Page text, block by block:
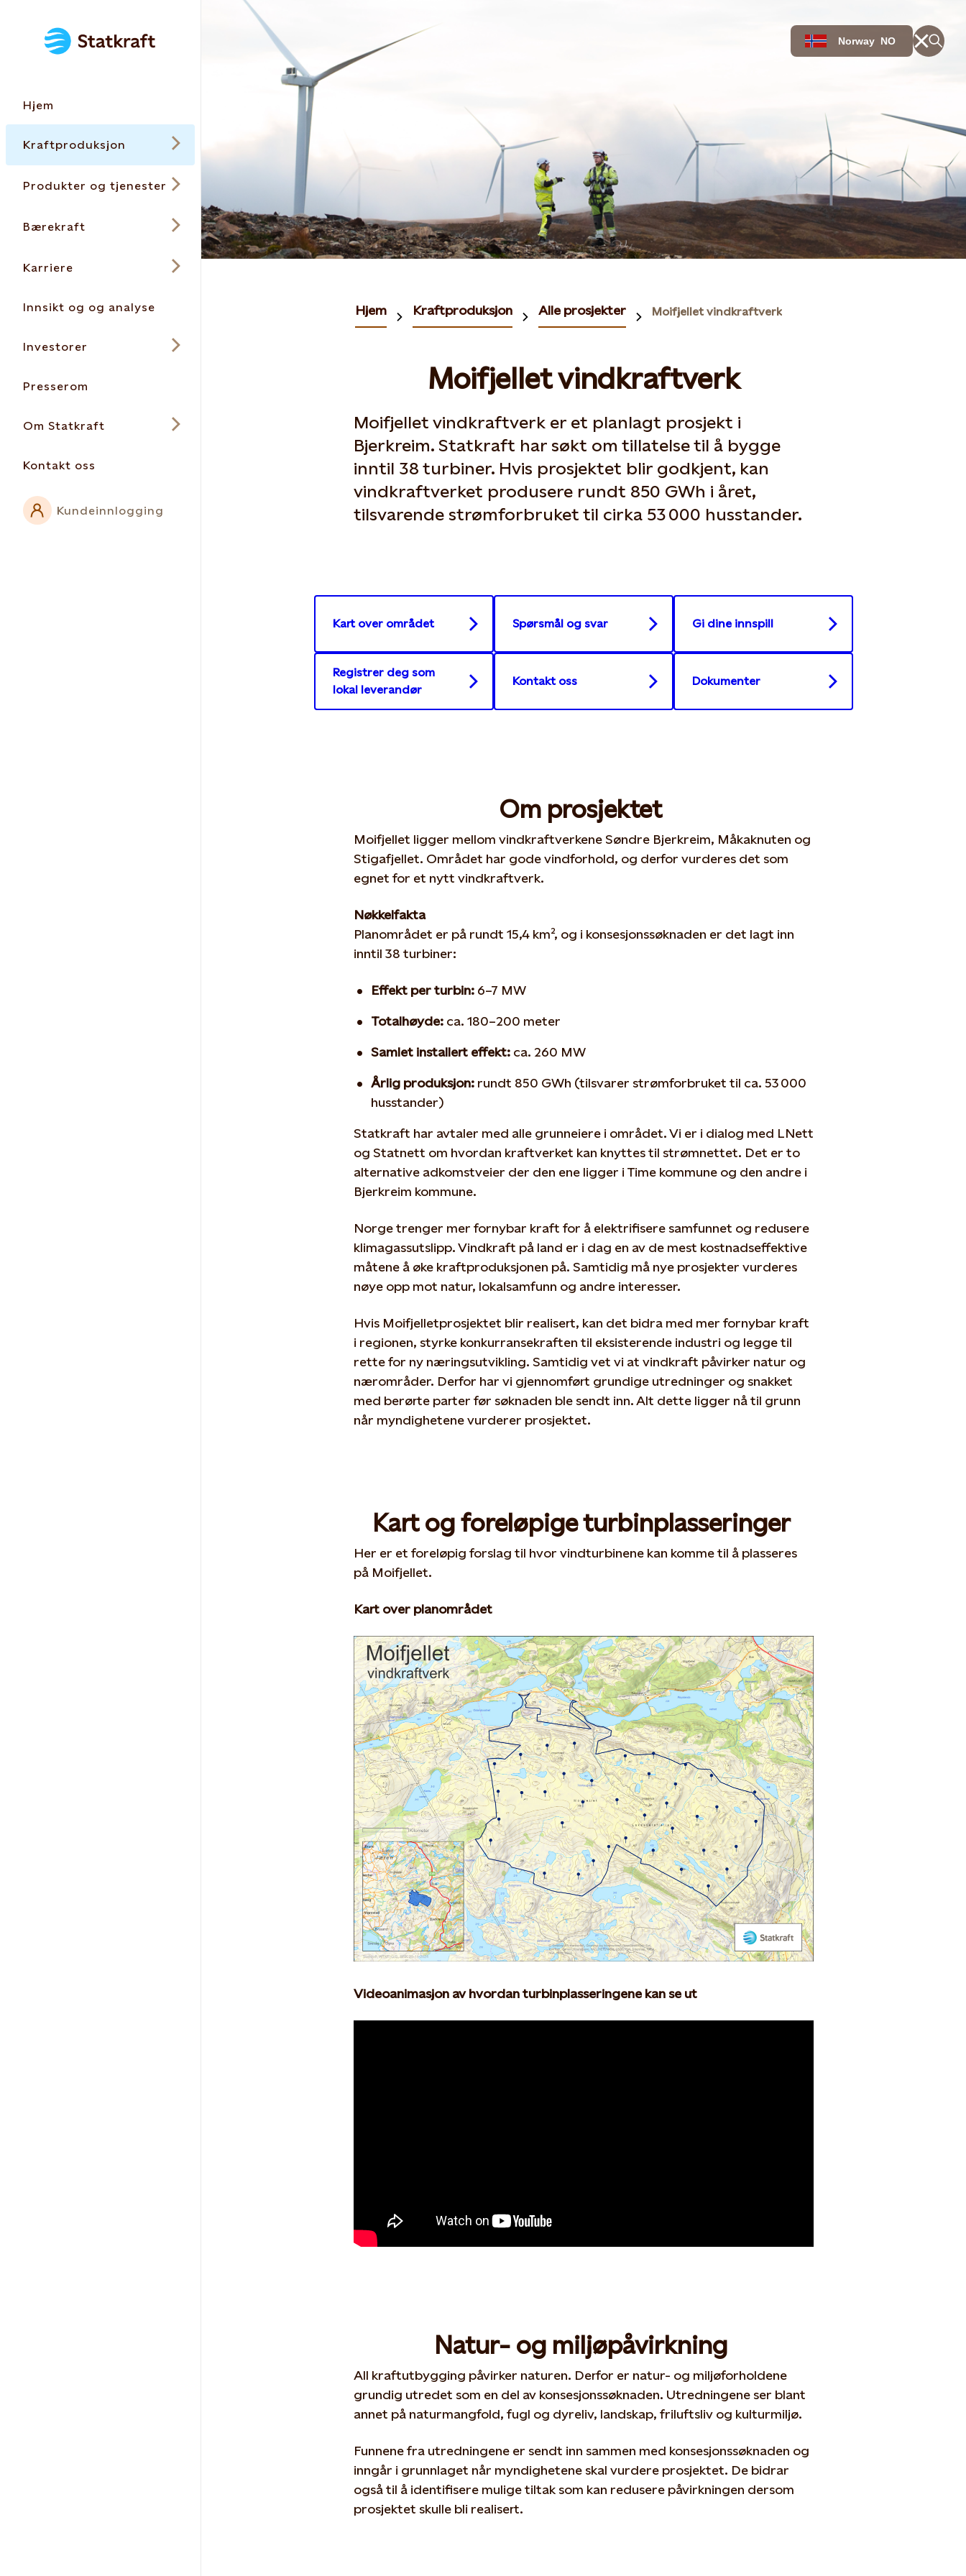
Hjem
Kraftproduksjon
Produkter og tjenester
Bærekraft
Karriere
Innsikt og og analyse
Investorer
Presserom
Om Statkraft
Kontakt oss
Kundeinnlogging
Norway NO
Hjem Kraftproduksjon Alle prosjekter Moifjellet vindkraftverk
Moifjellet vindkraftverk
Moifjellet vindkraftverk er et planlagt prosjekt i
Bjerkreim. Statkraft har søkt om tillatelse til å bygge
inntil 38 turbiner. Hvis prosjektet blir godkjent, kan
vindkraftverket produsere rundt 850 GWh i året,
tilsvarende strømforbruket til cirka 53 000 husstander.
Kart over området Spørsmål og svar Gi dine innspill
Registrer deg som
lokal leverandør
Kontakt oss Dokumenter
Om prosjektet
Moifjellet ligger mellom vindkraftverkene Søndre Bjerkreim, Måkaknuten og
Stigafjellet. Området har gode vindforhold, og derfor vurderes det som
egnet for et nytt vindkraftverk.
Nøkkelfakta
Planområdet er på rundt 15,4 km², og i konsesjonssøknaden er det lagt inn
inntil 38 turbiner:
Effekt per turbin: 6–7 MW
Totalhøyde: ca. 180–200 meter
Samlet installert effekt: ca. 260 MW
Årlig produksjon: rundt 850 GWh (tilsvarer strømforbruket til ca. 53 000
husstander)
Statkraft har avtaler med alle grunneiere i området. Vi er i dialog med LNett
og Statnett om hvordan kraftverket kan knyttes til strømnettet. Det er to
alternative adkomstveier der den ene ligger i Time kommune og den andre i
Bjerkreim kommune.
Norge trenger mer fornybar kraft for å elektrifisere samfunnet og redusere
klimagassutslipp. Vindkraft på land er i dag en av de mest kostnadseffektive
måtene å øke kraftproduksjonen på. Samtidig må nye prosjekter vurderes
nøye opp mot natur, lokalsamfunn og andre interesser.
Hvis Moifjelletprosjektet blir realisert, kan det bidra med mer fornybar kraft
i regionen, styrke konkurransekraften til eksisterende industri og legge til
rette for ny næringsutvikling. Samtidig vet vi at vindkraft påvirker natur og
nærområder. Derfor har vi gjennomført grundige utredninger og snakket
med berørte parter før søknaden ble sendt inn. Alt dette ligger nå til grunn
når myndighetene vurderer prosjektet.
Kart og foreløpige turbinplasseringer
Her er et foreløpig forslag til hvor vindturbinene kan komme til å plasseres
på Moifjellet.
Kart over planområdet
Videoanimasjon av hvordan turbinplasseringene kan se ut
Natur- og miljøpåvirkning
All kraftutbygging påvirker naturen. Derfor er natur- og miljøforholdene
grundig utredet som en del av konsesjonssøknaden. Utredningene ser blant
annet på naturmangfold, fugl og dyreliv, landskap, friluftsliv og kulturmiljø.
Funnene fra utredningene er sendt inn sammen med konsesjonssøknaden og
inngår i grunnlaget når myndighetene skal vurdere prosjektet. De bidrar
også til å identifisere mulige tiltak som kan redusere påvirkningen dersom
prosjektet skulle bli realisert.